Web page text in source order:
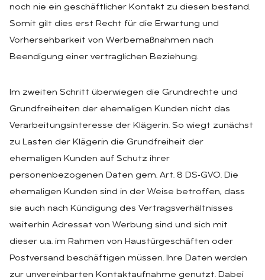
noch nie ein geschäftlicher Kontakt zu diesen bestand.
Somit gilt dies erst Recht für die Erwartung und
Vorhersehbarkeit von Werbemaßnahmen nach
Beendigung einer vertraglichen Beziehung.
Im zweiten Schritt überwiegen die Grundrechte und
Grundfreiheiten der ehemaligen Kunden nicht das
Verarbeitungsinteresse der Klägerin. So wiegt zunächst
zu Lasten der Klägerin die Grundfreiheit der
ehemaligen Kunden auf Schutz ihrer
personenbezogenen Daten gem. Art. 8 DS‑GVO. Die
ehemaligen Kunden sind in der Weise betroffen, dass
sie auch nach Kündigung des Vertragsverhältnisses
weiterhin Adressat von Werbung sind und sich mit
dieser u.a. im Rahmen von Haustürgeschäften oder
Postversand beschäftigen müssen. Ihre Daten werden
zur unvereinbarten Kontaktaufnahme genutzt. Dabei